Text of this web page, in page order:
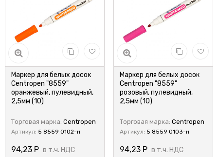
Маркер для белых досок
Centropen "8559"
оранжевый, пулевидный,
2,5мм (10)
Торговая марка: Centropen
Артикул: 5 8559 0102-н
94,23 Р в т.ч. НДС
Маркер для белых досок
Centropen "8559"
розовый, пулевидный,
2,5мм (10)
Торговая марка: Centropen
Артикул: 5 8559 0103-н
94,23 Р в т.ч. НДС